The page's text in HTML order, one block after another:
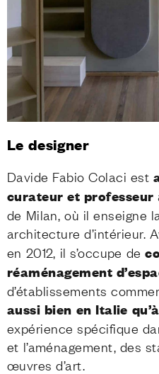
Le designer
Davide Fabio Colaci est
curateur et professeur
de Milan, où il enseigne
architecture d’intérieur.
en 2012, il s’occupe de
réaménagement
d’établissements
aussi bien en Italie
expérience spécifique
et l’aménagement, des
œuvres d’art.